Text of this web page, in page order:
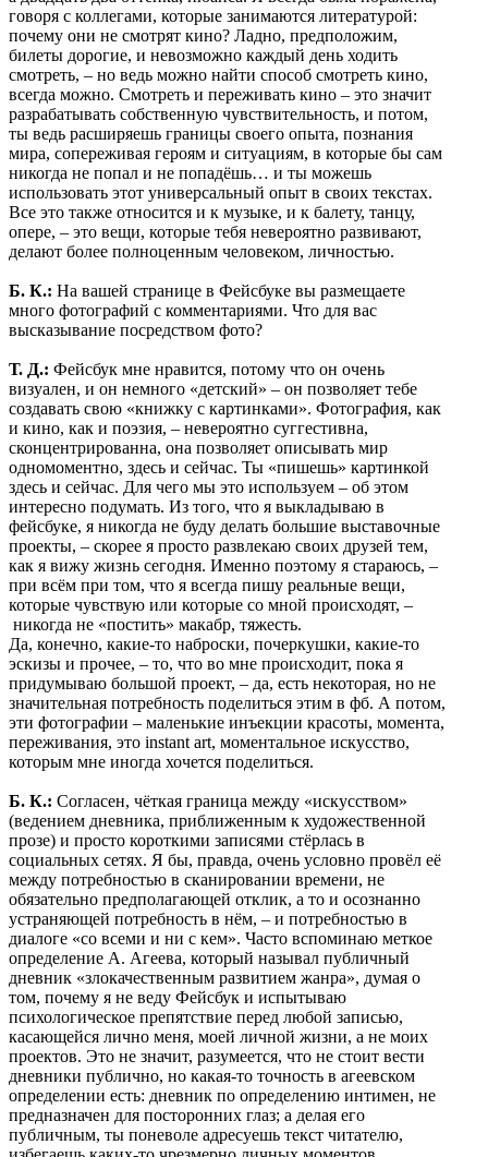
говоря с коллегами, которые занимаются литературой:
почему они не смотрят кино? Ладно, предположим,
билеты дорогие, и невозможно каждый день ходить
смотреть, – но ведь можно найти способ смотреть кино,
всегда можно. Смотреть и переживать кино – это значит
разрабатывать собственную чувствительность, и потом,
ты ведь расширяешь границы своего опыта, познания
мира, сопереживая героям и ситуациям, в которые бы сам
никогда не попал и не попадёшь… и ты можешь
использовать этот универсальный опыт в своих текстах.
Все это также относится и к музыке, и к балету, танцу,
опере, – это вещи, которые тебя невероятно развивают,
делают более полноценным человеком, личностью.
Б. К.: На вашей странице в Фейсбуке вы размещаете
много фотографий с комментариями. Что для вас
высказывание посредством фото?
Т. Д.: Фейсбук мне нравится, потому что он очень
визуален, и он немного «детский» – он позволяет тебе
создавать свою «книжку с картинками». Фотография, как
и кино, как и поэзия, – невероятно суггестивна,
сконцентрированна, она позволяет описывать мир
одномоментно, здесь и сейчас. Ты «пишешь» картинкой
здесь и сейчас. Для чего мы это используем – об этом
интересно подумать. Из того, что я выкладываю в
фейсбуке, я никогда не буду делать большие выставочные
проекты, – скорее я просто развлекаю своих друзей тем,
как я вижу жизнь сегодня. Именно поэтому я стараюсь, –
при всём при том, что я всегда пишу реальные вещи,
которые чувствую или которые со мной происходят, –
никогда не «постить» макабр, тяжесть.
Да, конечно, какие-то наброски, почеркушки, какие-то
эскизы и прочее, – то, что во мне происходит, пока я
придумываю большой проект, – да, есть некоторая, но не
значительная потребность поделиться этим в фб. А потом,
эти фотографии – маленькие инъекции красоты, момента,
переживания, это instant art, моментальное искусство,
которым мне иногда хочется поделиться.
Б. К.: Согласен, чёткая граница между «искусством»
(ведением дневника, приближенным к художественной
прозе) и просто короткими записями стёрлась в
социальных сетях. Я бы, правда, очень условно провёл её
между потребностью в сканировании времени, не
обязательно предполагающей отклик, а то и осознанно
устраняющей потребность в нём, – и потребностью в
диалоге «со всеми и ни с кем». Часто вспоминаю меткое
определение А. Агеева, который называл публичный
дневник «злокачественным развитием жанра», думая о
том, почему я не веду Фейсбук и испытываю
психологическое препятствие перед любой записью,
касающейся лично меня, моей личной жизни, а не моих
проектов. Это не значит, разумеется, что не стоит вести
дневники публично, но какая-то точность в агеевском
определении есть: дневник по определению интимен, не
предназначен для посторонних глаз; а делая его
публичным, ты поневоле адресуешь текст читателю,